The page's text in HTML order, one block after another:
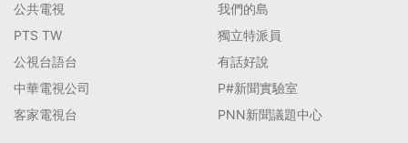
公共電視
PTS TW
公視台語台
中華電視公司
客家電視台
我們的島
獨立特派員
有話好說
P#新聞實驗室
PNN新聞議題中心